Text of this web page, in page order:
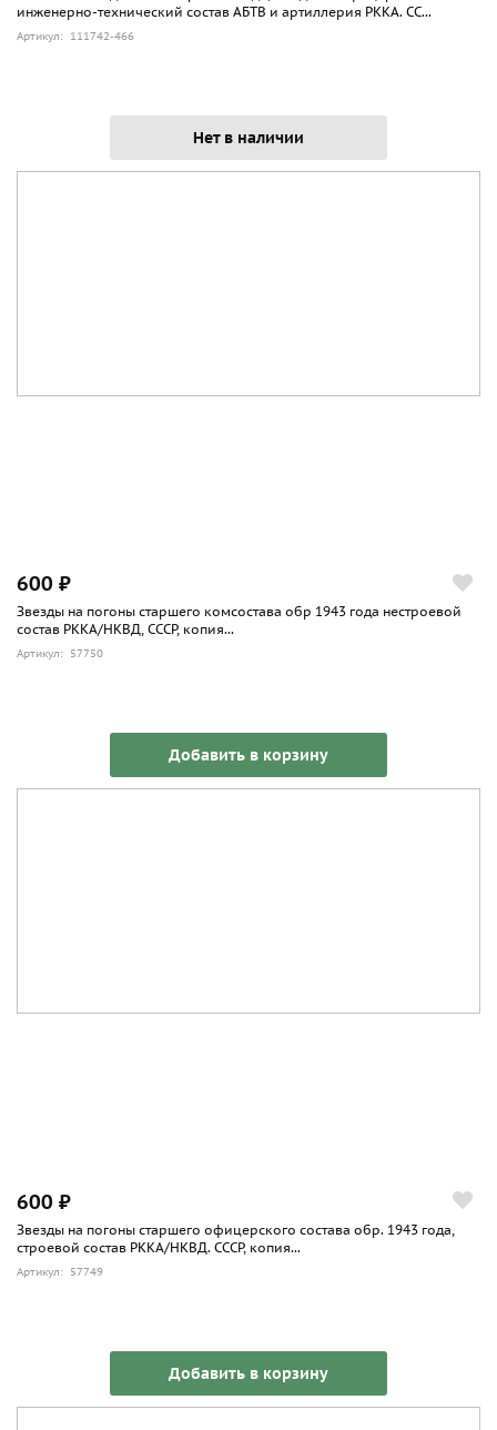
инженерно-технический состав АБТВ и артиллерия РККА. СС...
Артикул: 111742-466
Нет в наличии
600 ₽
Звезды на погоны старшего комсостава обр 1943 года нестроевой
состав РККА/НКВД, СССР, копия...
Артикул: 57750
Добавить в корзину
600 ₽
Звезды на погоны старшего офицерского состава обр. 1943 года,
строевой состав РККА/НКВД. СССР, копия...
Артикул: 57749
Добавить в корзину